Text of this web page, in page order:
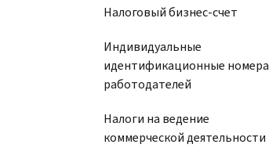
Налоговый бизнес-счет
Индивидуальные
идентификационные номера
работодателей
Налоги на ведение
коммерческой деятельности